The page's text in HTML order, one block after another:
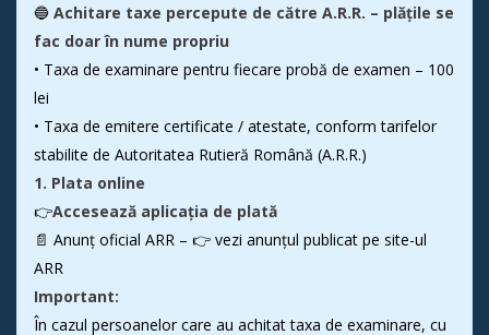
🔵 Achitare taxe percepute de către A.R.R. – plățile se
fac doar în nume propriu
• Taxa de examinare pentru fiecare probă de examen – 100
lei
• Taxa de emitere certificate / atestate, conform tarifelor
stabilite de Autoritatea Rutieră Română (A.R.R.)
1. Plata online
👉Accesează aplicația de plată
📄 Anunț oficial ARR – 👉 vezi anunțul publicat pe site-ul
ARR
Important:
În cazul persoanelor care au achitat taxa de examinare, cu